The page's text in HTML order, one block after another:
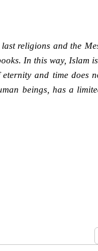
religions and the
In this way, Islam
and time does
beings, has a